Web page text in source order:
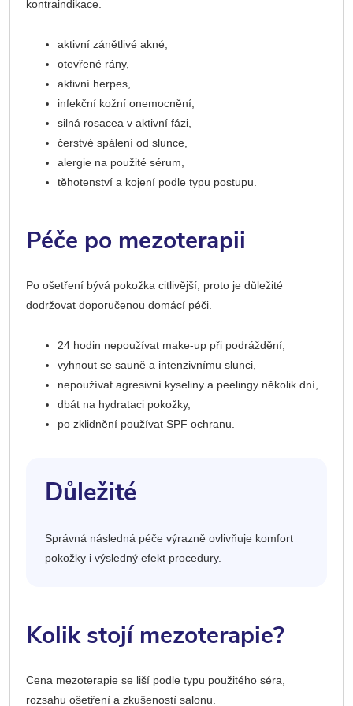
kontraindikace.
aktivní zánětlivé akné,
otevřené rány,
aktivní herpes,
infekční kožní onemocnění,
silná rosacea v aktivní fázi,
čerstvé spálení od slunce,
alergie na použité sérum,
těhotenství a kojení podle typu postupu.
Péče po mezoterapii
Po ošetření bývá pokožka citlivější, proto je důležité
dodržovat doporučenou domácí péči.
24 hodin nepoužívat make-up při podráždění,
vyhnout se sauně a intenzivnímu slunci,
nepoužívat agresivní kyseliny a peelingy několik dní,
dbát na hydrataci pokožky,
po zklidnění používat SPF ochranu.
Důležité
Správná následná péče výrazně ovlivňuje komfort
pokožky i výsledný efekt procedury.
Kolik stojí mezoterapie?
Cena mezoterapie se liší podle typu použitého séra,
rozsahu ošetření a zkušeností salonu.